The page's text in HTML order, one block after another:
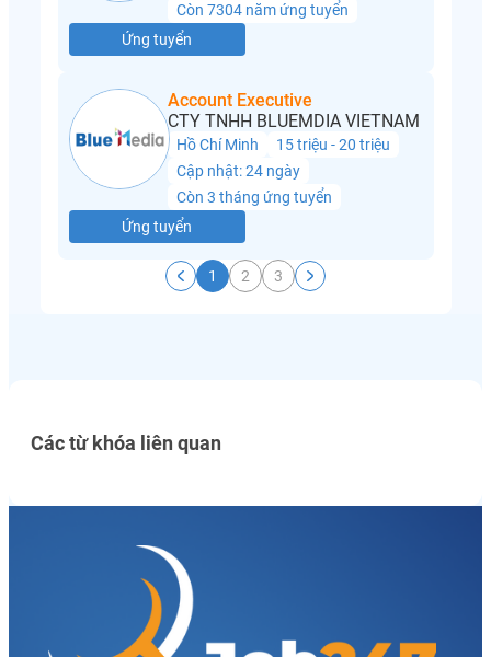
Còn 7304 năm ứng tuyển
Ứng tuyển
Account Executive
CTY TNHH BLUEMDIA VIETNAM
Hồ Chí Minh
15 triệu - 20 triệu
Cập nhật: 24 ngày
Còn 3 tháng ứng tuyển
Ứng tuyển
1 2 3
Các từ khóa liên quan